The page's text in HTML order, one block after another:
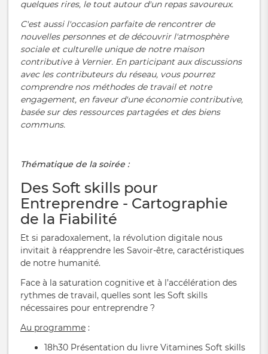
quelques rires, le tout autour d'un repas savoureux.
C'est aussi l'occasion parfaite de rencontrer de
nouvelles personnes et de découvrir l'atmosphère
sociale et culturelle unique de notre maison
contributive à Vernier. En participant aux discussions
avec les contributeurs du réseau, vous pourrez
comprendre nos méthodes de travail et notre
engagement, en faveur d'une économie contributive,
basée sur des ressources partagées et des biens
communs.
Thématique de la soirée :
Des Soft skills pour
Entreprendre - Cartographie
de la Fiabilité
Et si paradoxalement, la révolution digitale nous
invitait à réapprendre les Savoir-être, caractéristiques
de notre humanité.
Face à la saturation cognitive et à l’accélération des
rythmes de travail, quelles sont les Soft skills
nécessaires pour entreprendre ?
Au programme :
18h30 Présentation du livre Vitamines Soft skills